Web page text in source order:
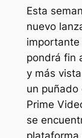
Esta
nuevo
importante
pondrá fin
y más
un puñado
Prime
se